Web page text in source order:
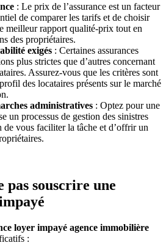
: Le prix de l’assurance est un facteur
de comparer les tarifs et de choisir
meilleur rapport qualité-prix tout en
des propriétaires.
exigés : Certaines assurances
plus strictes que d’autres concernant
Assurez-vous que les critères sont
des locataires présents sur le marché
administratives : Optez pour une
un processus de gestion des sinistres
de vous faciliter la tâche et d’offrir un
pas souscrire une
loyer impayé agence immobilière
: